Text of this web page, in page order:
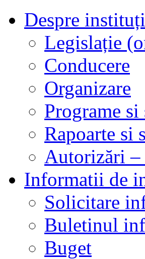
Despre
Legislație
Conducere
Organizare
Programe
Rapoarte si
Autorizări –
Informatii de
Solicitare
Buletinul
Buget